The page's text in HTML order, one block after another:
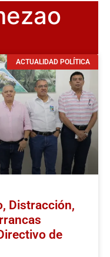
ACTUALIDAD POLÍTICA
Distracción,
de